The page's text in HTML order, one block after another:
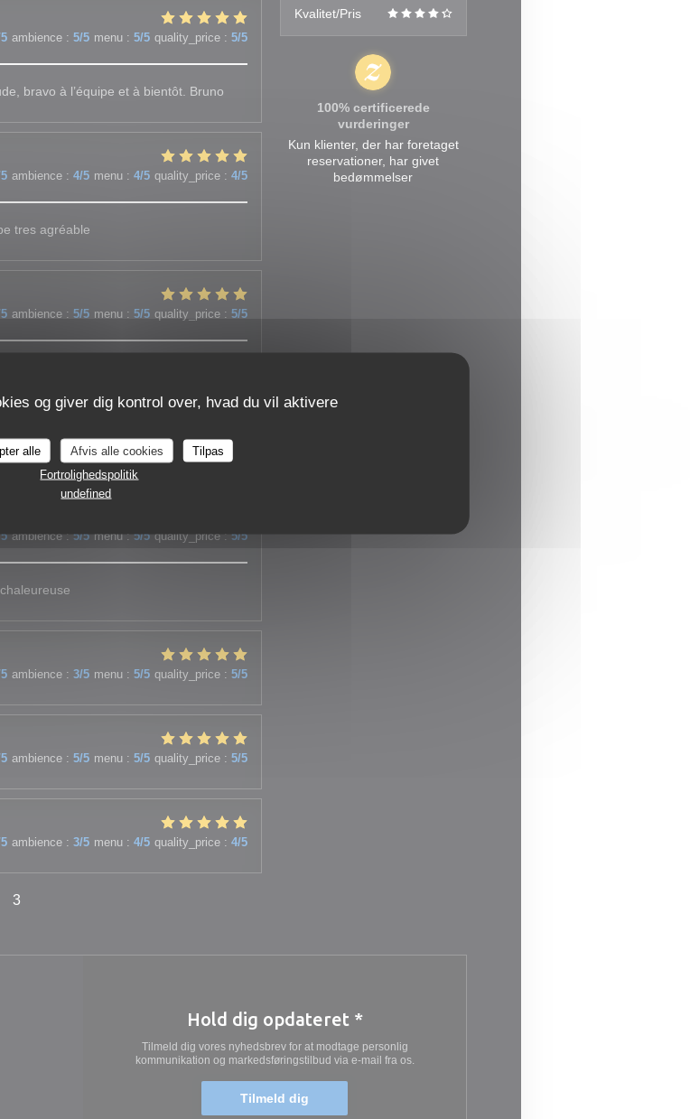
og giver dig kontrol over, hvad du vil aktivere
alle Afvis alle cookies
Tilpas
Fortrolighedspolitik
undefined
ambience: 5/5 menu: 5/5 quality_price: 5/5
bravo à l’équipe et à bientôt. Bruno
ambience: 4/5 menu: 4/5 quality_price: 4/5
tres agréable
ambience: 5/5 menu : 5/5 quality_price: 5/5
ambience 4/5 menu : 5/5 quality_price:
ambience: 5/5 menu: 5/5 quality_price: 5/5
ambience: 3/5 menu: 5/5 quality_price: 5/5
ambience: 5/5 menu: 5/5 quality_price: 5/5
ambience: 3/5 menu: 4/5 quality_price: 4/5
3
Kvalitet/Pris
100% certificerede
vurderinger
Kun klienter, der har foretaget
reservationer, har givet
bedømmelser
Hold dig opdateret *
Tilmeld dig vores nyhedsbrev for at modtage personlig
kommunikation og markedsføringstilbud via e-mail fra os.
Tilmeld dig